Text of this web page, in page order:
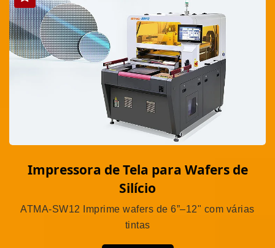
Impressora de Tela para Wafers de
Silício
ATMA-SW12 Imprime wafers de 6”–12" com várias
tintas